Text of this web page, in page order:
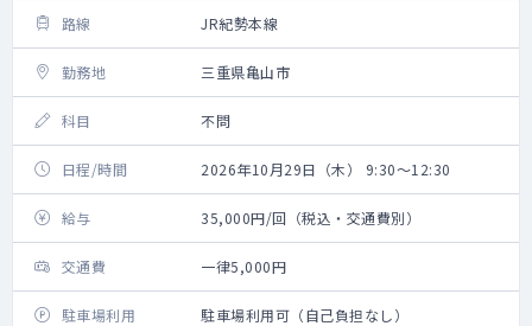
路線 JR紀勢本線
勤務地 三重県亀山市
科目 不問
日程/時間 2026年10月29日（木） 9:30～12:30
給与 35,000円/回（税込・交通費別）
交通費 一律5,000円
駐車場利用 駐車場利用可（自己負担なし）